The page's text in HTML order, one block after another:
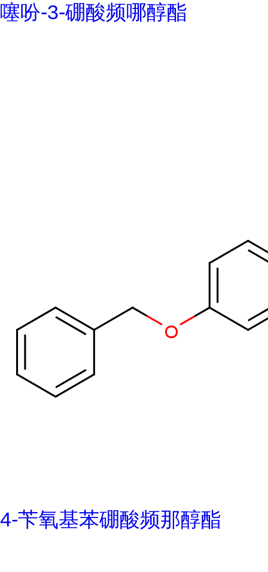
噻吩-3-硼酸频哪醇酯
4-苄氧基苯硼酸频那醇酯